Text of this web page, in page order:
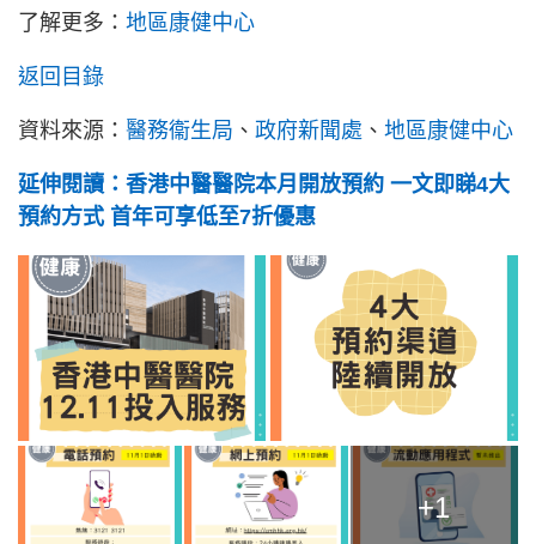
了解更多： 地區康健中心
返回目錄
資料來源： 醫務衞生局 、 政府新聞處 、 地區康健中心
延伸閱讀：香港中醫醫院本月開放預約 一文即睇4大
預約方式 首年可享低至7折優惠
+1